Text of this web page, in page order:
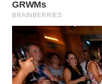
WN
TAPANULI
SELATAN
WN
TANJUNG
LESUNG